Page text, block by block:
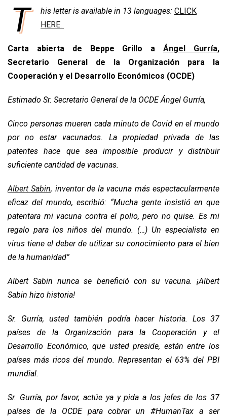
c
e
o
o
k
a
t
A
p
p
n
d
I
n
r
d
a
p
i
n
k
i
T his letter is available in 13 languages: CLICK
HERE.
Carta abierta de Beppe Grillo aÁngel Gurría,
Secretario General de la Organización para la
Cooperación y el Desarrollo Económicos (OCDE)
Estimado Sr. Secretario General de la OCDE Ángel Gurría,
Cinco personas mueren cada minuto de Covid en el mundo
por no estar vacunados. La propiedad privada de las
patentes hace que sea imposible producir y distribuir
suficiente cantidad de vacunas.
Albert Sabin, inventor de la vacuna más espectacularmente
eficaz del mundo, escribió: “Mucha gente insistió en que
patentara mi vacuna contra el polio, pero no quise. Es mi
regalo para los niños del mundo. (…) Un especialista en
virus tiene el deber de utilizar su conocimiento para el bien
de la humanidad”
Albert Sabin nunca se benefició con su vacuna. ¡Albert
Sabin hizo historia!
Sr. Gurría, usted también podría hacer historia. Los 37
países de la Organización para la Cooperación y el
Desarrollo Económico, que usted preside, están entre los
países más ricos del mundo. Representan el 63% del PBI
mundial.
Sr. Gurría, por favor, actúe ya y pida a los jefes de los 37
países de la OCDE para cobrar un #HumanTax a ser